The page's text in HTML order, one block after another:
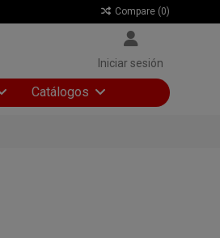
Compare (0)
Iniciar sesión
Catálogos